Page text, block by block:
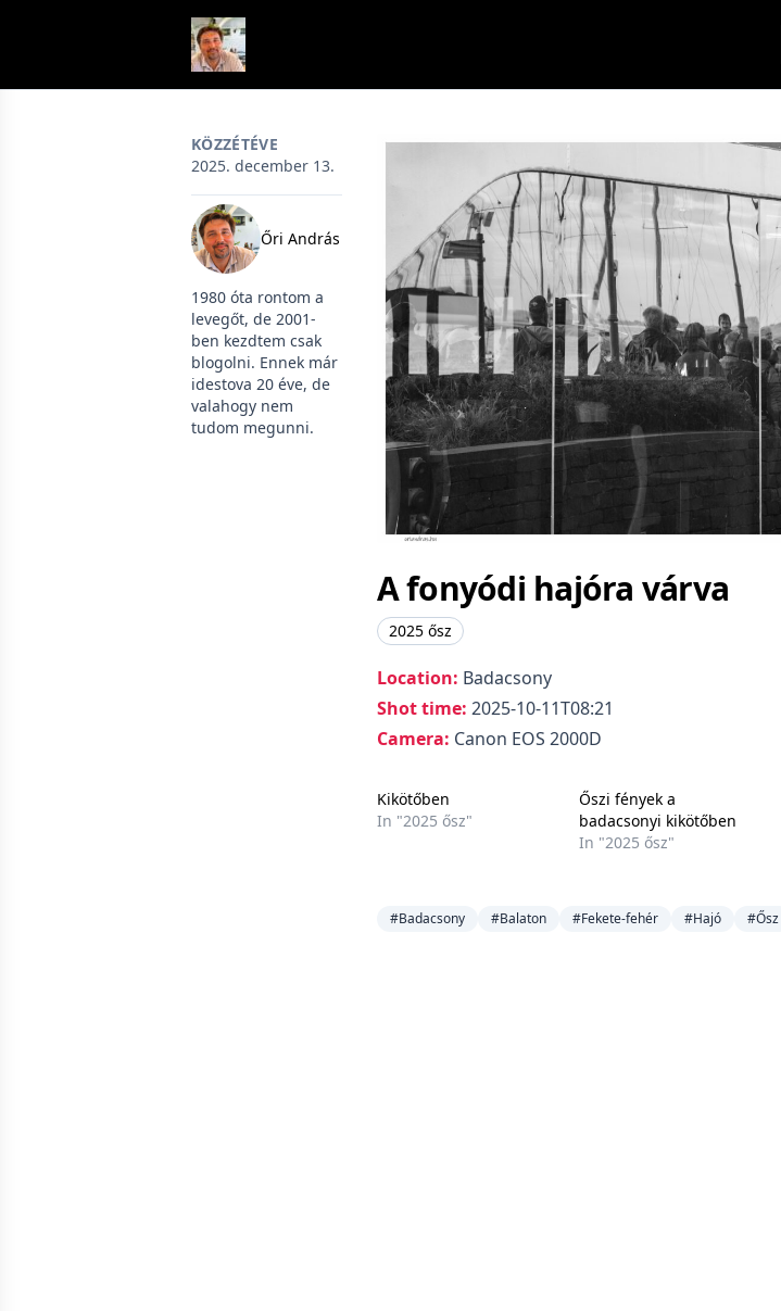
KÖZZÉTÉVE
2025. december 13.
Őri András
1980 óta rontom a
levegőt, de 2001-
ben kezdtem csak
blogolni. Ennek már
idestova 20 éve, de
valahogy nem
tudom megunni.
A fonyódi hajóra várva
2025 ősz
Location: Badacsony
Shot time: 2025-10-11T08:21
Camera: Canon EOS 2000D
Kikötőben
In "2025 ősz"
Őszi fények a
badacsonyi kikötőben
In "2025 ősz"
#Badacsony #Balaton #Fekete-fehér #Hajó #Ősz